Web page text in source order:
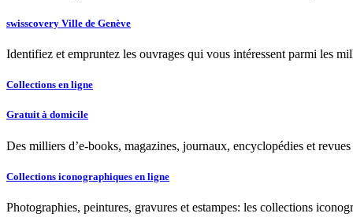
swisscovery Ville de Genève
Identifiez et empruntez les ouvrages qui vous intéressent parmi les
Collections en ligne
Gratuit à domicile
Des milliers d’e-books, magazines, journaux, encyclopédies et
Collections iconographiques en ligne
Photographies, peintures, gravures et estampes: les collections